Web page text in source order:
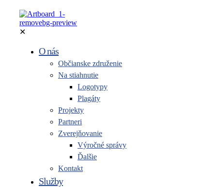
✕
O nás
Občianske združenie
Na stiahnutie
Logotypy
Plagáty
Projekty
Partneri
Zverejňovanie
Výročné správy
Ďalšie
Kontakt
Služby